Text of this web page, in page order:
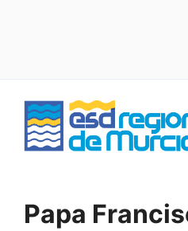
contenuto
Papa